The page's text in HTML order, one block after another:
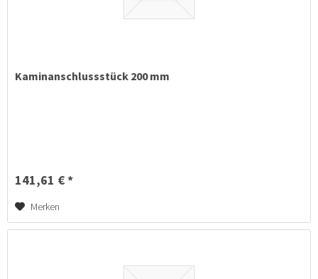
Kaminanschlussstück 200 mm
141,61 € *
Merken